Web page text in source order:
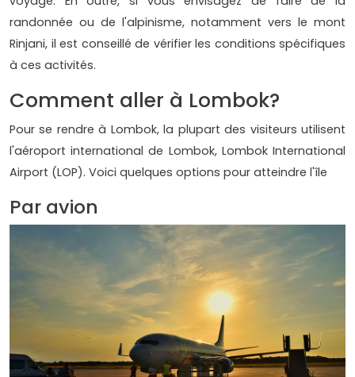
randonnée ou de l'alpinisme, notamment vers le mont
Rinjani, il est conseillé de vérifier les conditions spécifiques
à ces activités.
Comment aller à Lombok?
Pour se rendre à Lombok, la plupart des visiteurs utilisent
l'aéroport international de Lombok, Lombok International
Airport (LOP). Voici quelques options pour atteindre l'île
Par avion